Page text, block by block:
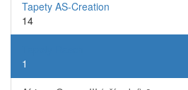
Tapety AS-Creation
14
1